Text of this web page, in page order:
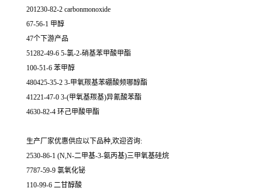
201230-82-2 carbonmonoxide
67-56-1 甲醇
47个下游产品
51282-49-6 5-氯-2-硝基苯甲酸甲酯
100-51-6 苯甲醇
480425-35-2 3-甲氧羰基苯硼酸频哪醇酯
41221-47-0 3-(甲氧基羰基)异氰酸苯酯
4630-82-4 环己甲酸甲酯
生产厂家优惠供应以下品种,欢迎咨询:
2530-86-1 (N,N-二甲基-3-氨丙基)三甲氧基硅烷
7787-59-9 氯氧化铋
110-99-6 二甘醇酸